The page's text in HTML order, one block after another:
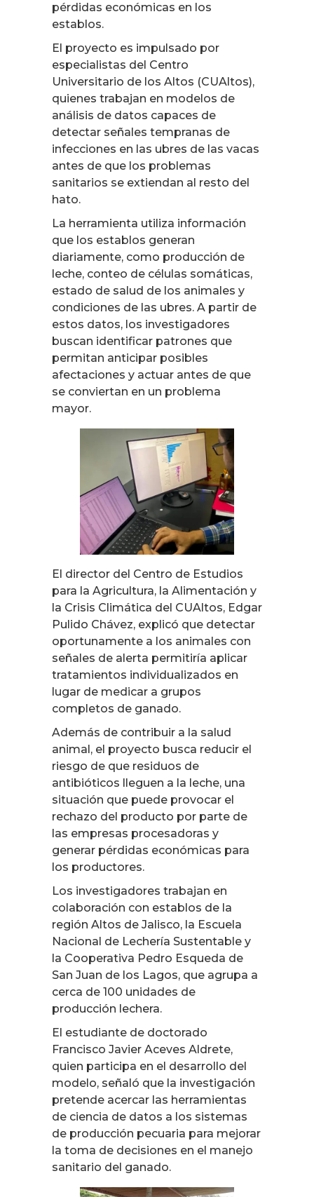
pérdidas económicas en los
establos.
El proyecto es impulsado por
especialistas del Centro
Universitario de los Altos (CUAltos),
quienes trabajan en modelos de
análisis de datos capaces de
detectar señales tempranas de
infecciones en las ubres de las vacas
antes de que los problemas
sanitarios se extiendan al resto del
hato.
La herramienta utiliza información
que los establos generan
diariamente, como producción de
leche, conteo de células somáticas,
estado de salud de los animales y
condiciones de las ubres. A partir de
estos datos, los investigadores
buscan identificar patrones que
permitan anticipar posibles
afectaciones y actuar antes de que
se conviertan en un problema
mayor.
El director del Centro de Estudios
para la Agricultura, la Alimentación y
la Crisis Climática del CUAltos, Edgar
Pulido Chávez, explicó que detectar
oportunamente a los animales con
señales de alerta permitiría aplicar
tratamientos individualizados en
lugar de medicar a grupos
completos de ganado.
Además de contribuir a la salud
animal, el proyecto busca reducir el
riesgo de que residuos de
antibióticos lleguen a la leche, una
situación que puede provocar el
rechazo del producto por parte de
las empresas procesadoras y
generar pérdidas económicas para
los productores.
Los investigadores trabajan en
colaboración con establos de la
región Altos de Jalisco, la Escuela
Nacional de Lechería Sustentable y
la Cooperativa Pedro Esqueda de
San Juan de los Lagos, que agrupa a
cerca de 100 unidades de
producción lechera.
El estudiante de doctorado
Francisco Javier Aceves Aldrete,
quien participa en el desarrollo del
modelo, señaló que la investigación
pretende acercar las herramientas
de ciencia de datos a los sistemas
de producción pecuaria para mejorar
la toma de decisiones en el manejo
sanitario del ganado.